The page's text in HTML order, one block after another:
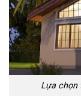
Lựa chọn